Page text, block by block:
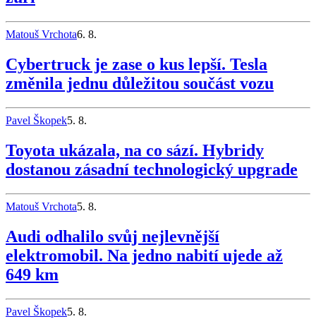
Matouš Vrchota6. 8.
Cybertruck je zase o kus lepší. Tesla
změnila jednu důležitou součást vozu
Pavel Škopek5. 8.
Toyota ukázala, na co sází. Hybridy
dostanou zásadní technologický upgrade
Matouš Vrchota5. 8.
Audi odhalilo svůj nejlevnější
elektromobil. Na jedno nabití ujede až
649 km
Pavel Škopek5. 8.